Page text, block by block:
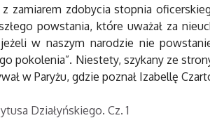
zamiarem zdobycia stopnia
powstania, które uważał za
w naszym narodzie nie
pokolenia”. Niestety, szykany ze
w Paryżu, gdzie poznał Izabellę
Działyńskiego. Cz. 1